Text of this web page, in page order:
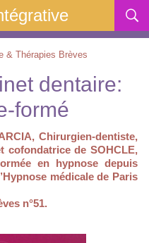
& Thérapies Brèves
dentaire:
formé
Chirurgien-dentiste,
cofondatrice de SOHCLE,
en hypnose depuis
médicale de Paris
n°51.